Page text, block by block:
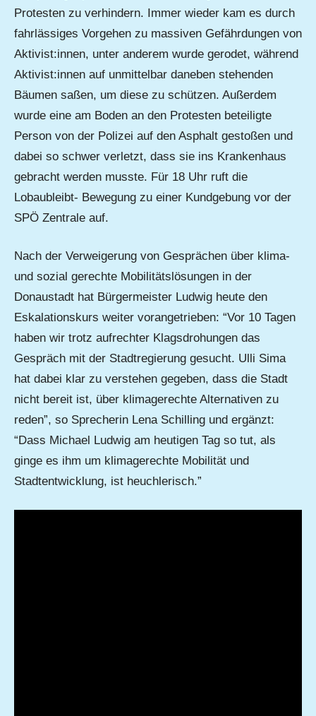
Protesten zu verhindern. Immer wieder kam es durch
fahrlässiges Vorgehen zu massiven Gefährdungen von
Aktivist:innen, unter anderem wurde gerodet, während
Aktivist:innen auf unmittelbar daneben stehenden
Bäumen saßen, um diese zu schützen. Außerdem
wurde eine am Boden an den Protesten beteiligte
Person von der Polizei auf den Asphalt gestoßen und
dabei so schwer verletzt, dass sie ins Krankenhaus
gebracht werden musste. Für 18 Uhr ruft die
Lobaubleibt- Bewegung zu einer Kundgebung vor der
SPÖ Zentrale auf.
Nach der Verweigerung von Gesprächen über klima-
und sozial gerechte Mobilitätslösungen in der
Donaustadt hat Bürgermeister Ludwig heute den
Eskalationskurs weiter vorangetrieben: “Vor 10 Tagen
haben wir trotz aufrechter Klagsdrohungen das
Gespräch mit der Stadtregierung gesucht. Ulli Sima
hat dabei klar zu verstehen gegeben, dass die Stadt
nicht bereit ist, über klimagerechte Alternativen zu
reden”, so Sprecherin Lena Schilling und ergänzt:
“Dass Michael Ludwig am heutigen Tag so tut, als
ginge es ihm um klimagerechte Mobilität und
Stadtentwicklung, ist heuchlerisch.”